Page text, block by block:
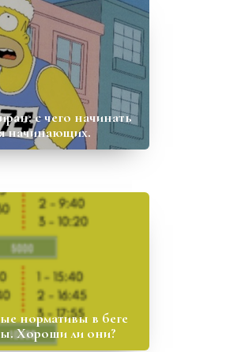
с чего начинать
начинающих.
нормативы в беге
Хороши ли они?